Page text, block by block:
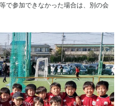
で参加できなかった場合は、別の会